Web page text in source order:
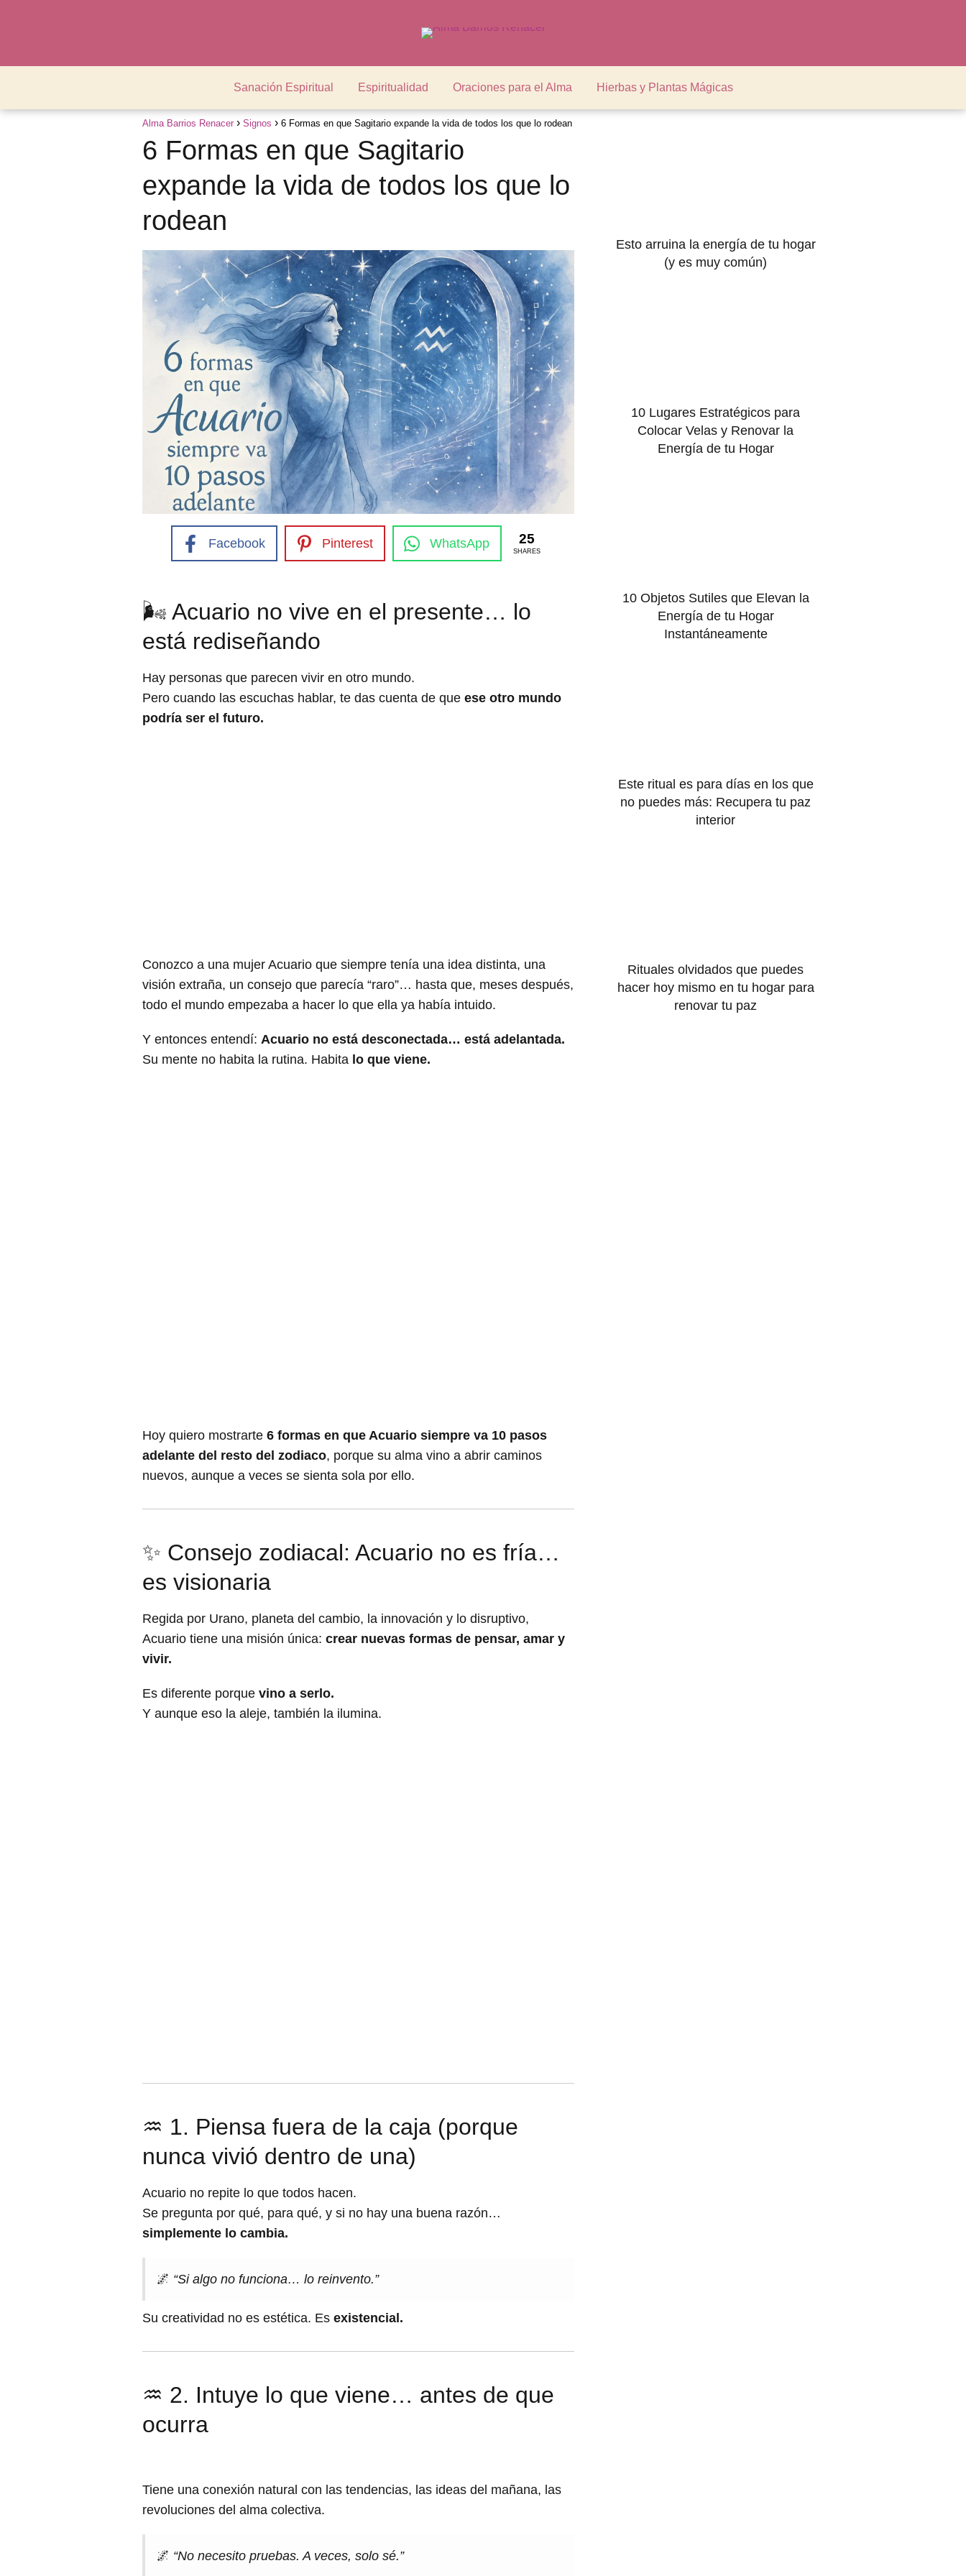
Sanación Espiritual Espiritualidad Oraciones para el Alma Hierbas y Plantas Mágicas
Alma Barrios Renacer Signos 6 Formas en que Sagitario expande la vida de todos los que lo rodean
6 Formas en que Sagitario
expande la vida de todos los que lo
rodean
Facebook Pinterest WhatsApp 25
SHARES
🌬️ Acuario no vive en el presente… lo
está rediseñando
Hay personas que parecen vivir en otro mundo.
Pero cuando las escuchas hablar, te das cuenta de que ese otro mundo
podría ser el futuro.
Conozco a una mujer Acuario que siempre tenía una idea distinta, una
visión extraña, un consejo que parecía “raro”… hasta que, meses después,
todo el mundo empezaba a hacer lo que ella ya había intuido.
Y entonces entendí: Acuario no está desconectada… está adelantada.
Su mente no habita la rutina. Habita lo que viene.
Hoy quiero mostrarte 6 formas en que Acuario siempre va 10 pasos
adelante del resto del zodiaco, porque su alma vino a abrir caminos
nuevos, aunque a veces se sienta sola por ello.
✨ Consejo zodiacal: Acuario no es fría…
es visionaria
Regida por Urano, planeta del cambio, la innovación y lo disruptivo,
Acuario tiene una misión única: crear nuevas formas de pensar, amar y
vivir.
Es diferente porque vino a serlo.
Y aunque eso la aleje, también la ilumina.
♒ 1. Piensa fuera de la caja (porque
nunca vivió dentro de una)
Acuario no repite lo que todos hacen.
Se pregunta por qué, para qué, y si no hay una buena razón…
simplemente lo cambia.
🌌 “Si algo no funciona… lo reinvento.”
Su creatividad no es estética. Es existencial.
♒ 2. Intuye lo que viene… antes de que
ocurra
Tiene una conexión natural con las tendencias, las ideas del mañana, las
revoluciones del alma colectiva.
🌌 “No necesito pruebas. A veces, solo sé.”
Esto arruina la energía de tu hogar
(y es muy común)
10 Lugares Estratégicos para
Colocar Velas y Renovar la
Energía de tu Hogar
10 Objetos Sutiles que Elevan la
Energía de tu Hogar
Instantáneamente
Este ritual es para días en los que
no puedes más: Recupera tu paz
interior
Rituales olvidados que puedes
hacer hoy mismo en tu hogar para
renovar tu paz